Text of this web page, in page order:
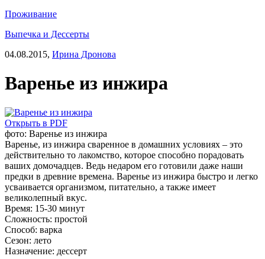
Проживание
Выпечка и Дессерты
04.08.2015, Ирина Дронова
Варенье из инжира
Открыть в PDF
фото: Варенье из инжира
Варенье, из инжира сваренное в домашних условиях – это
действительно то лакомство, которое способно порадовать
ваших домочадцев. Ведь недаром его готовили даже наши
предки в древние времена. Варенье из инжира быстро и легко
усваивается организмом, питательно, а также имеет
великолепный вкус.
Время: 15-30 минут
Сложность: простой
Способ: варка
Сезон: лето
Назначение: дессерт